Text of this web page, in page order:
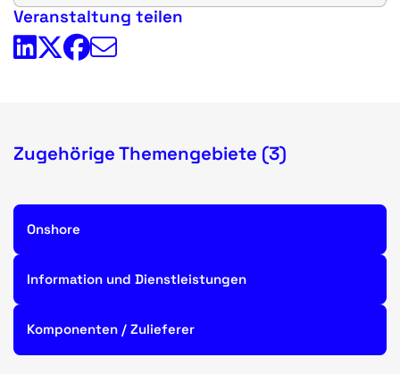
Veranstaltung teilen
Zugehörige Themengebiete (3)
Onshore
Information und Dienstleistungen
Komponenten / Zulieferer